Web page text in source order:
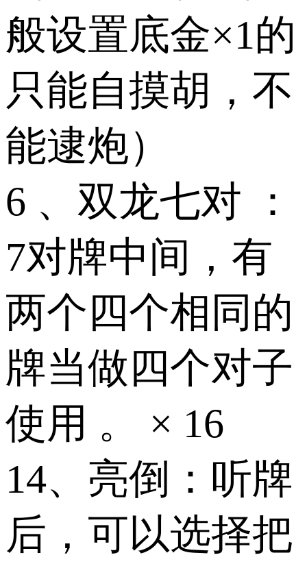
般设置底金×1的
只能自摸胡，不
能逮炮）
6 、双龙七对 ：
7对牌中间，有
两个四个相同的
牌当做四个对子
使用 。 × 16
14、亮倒：听牌
后，可以选择把